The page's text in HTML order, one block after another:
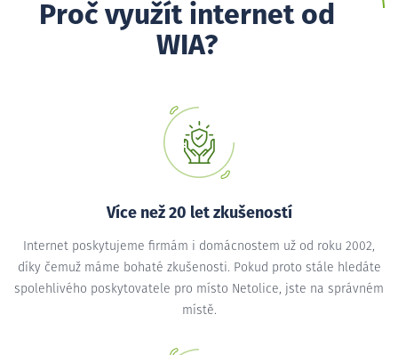
Proč využít internet od
WIA?
Více než 20 let zkušeností
Internet poskytujeme firmám i domácnostem už od roku 2002,
díky čemuž máme bohaté zkušenosti. Pokud proto stále hledáte
spolehlivého poskytovatele pro místo Netolice, jste na správném
místě.